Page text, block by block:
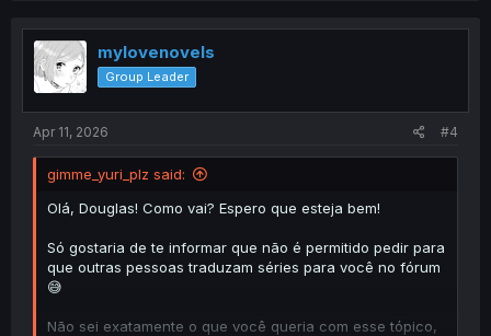
t
i
o
n
mylovenovels
Group Leader
Apr 11, 2026 #4
gimme_yuri_plz said:
Olá, Douglas! Como vai? Espero que esteja bem!
Só gostaria de te informar que não é permitido pedir para
que outras pessoas traduzam séries para você no fórum
😅
Não sei exatamente o que você queria com esse tópico,